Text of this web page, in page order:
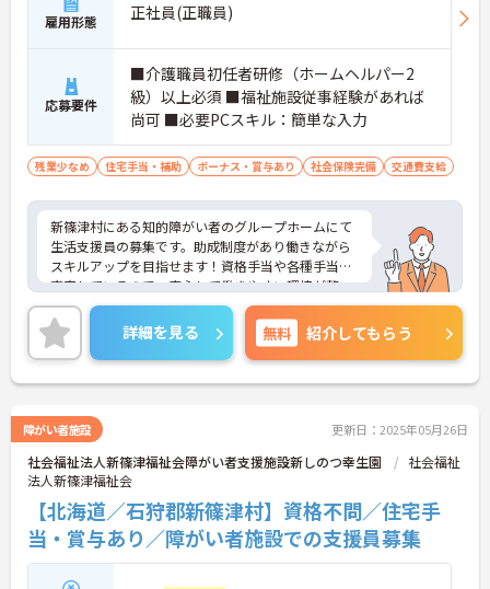
雇用形態 正社員(正職員)
応募要件
■介護職員初任者研修（ホームヘルパー2
級）以上必須 ■福祉施設従事経験があれば
尚可 ■必要PCスキル：簡単な入力
残業少なめ 住宅手当・補助 ボーナス・賞与あり 社会保険完備 交通費支給
新篠津村にある知的障がい者のグループホームにて
生活支援員の募集です。助成制度があり働きながら
スキルアップを目指せます！資格手当や各種手当が
充実しているので、安心して働きやすい環境が整っ
ています♪ご興味ある方は面接ポイントをお伝えし
ますので、お気軽にご連絡ください。
詳細を見る 無料 紹介してもらう
障がい者施設 更新日：2025年05月26日
社会福祉法人新篠津福祉会障がい者支援施設新しのつ幸生園
社会福祉
法人新篠津福祉会
【北海道／石狩郡新篠津村】資格不問／住宅手
当・賞与あり／障がい者施設での支援員募集